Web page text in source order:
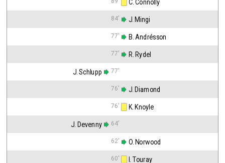
C. Connolly
84' J. Mingi
77' B. Andrésson
77' R. Rydel
J. Schlupp 77'
76' J. Diamond
76' K. Knoyle
J. Devenny 64'
62' O. Norwood
60' I. Touray